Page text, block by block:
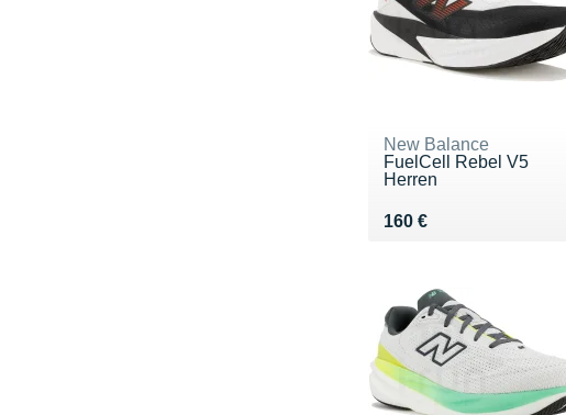
New Balance
FuelCell Rebel V5
Herren
160 €
Vendu 160 €